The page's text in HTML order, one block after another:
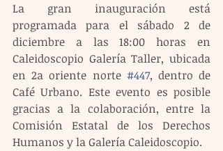
La gran inauguración está
programada para el sábado 2 de
diciembre a las 18:00 horas en
Caleidoscopio Galería Taller, ubicada
en 2a oriente norte #447, dentro de
Café Urbano. Este evento es posible
gracias a la colaboración, entre la
Comisión Estatal de los Derechos
Humanos y la Galería Caleidoscopio.